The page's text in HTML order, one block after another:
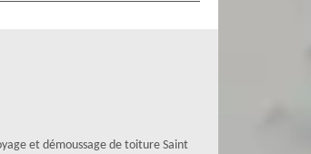
et démoussage de toiture Saint